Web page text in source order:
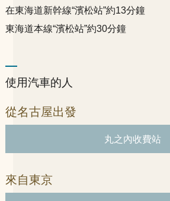
在東海道新幹線“濱松站”約13分鐘
東海道本線“濱松站”約30分鐘
使用汽車的人
從名古屋出發
丸之內收費站
來自東京